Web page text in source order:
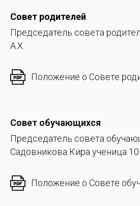
Совет родителей
Председатель совета
А.Х.
Положение о Совете
Совет обучающихся
Председатель совета
Садовникова Кира ученица
Положение о Совете